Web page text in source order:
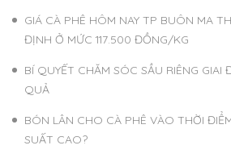
GIÁ CÀ PHÊ HÔM NAY TP BUÔN MA
ĐỊNH Ở MỨC 117.500 ĐỒNG/KG
BÍ QUYẾT CHĂM SÓC SẦU RIÊNG GIAI
QUẢ
BÓN LÂN CHO CÀ PHÊ VÀO THỜI
SUẤT CAO?